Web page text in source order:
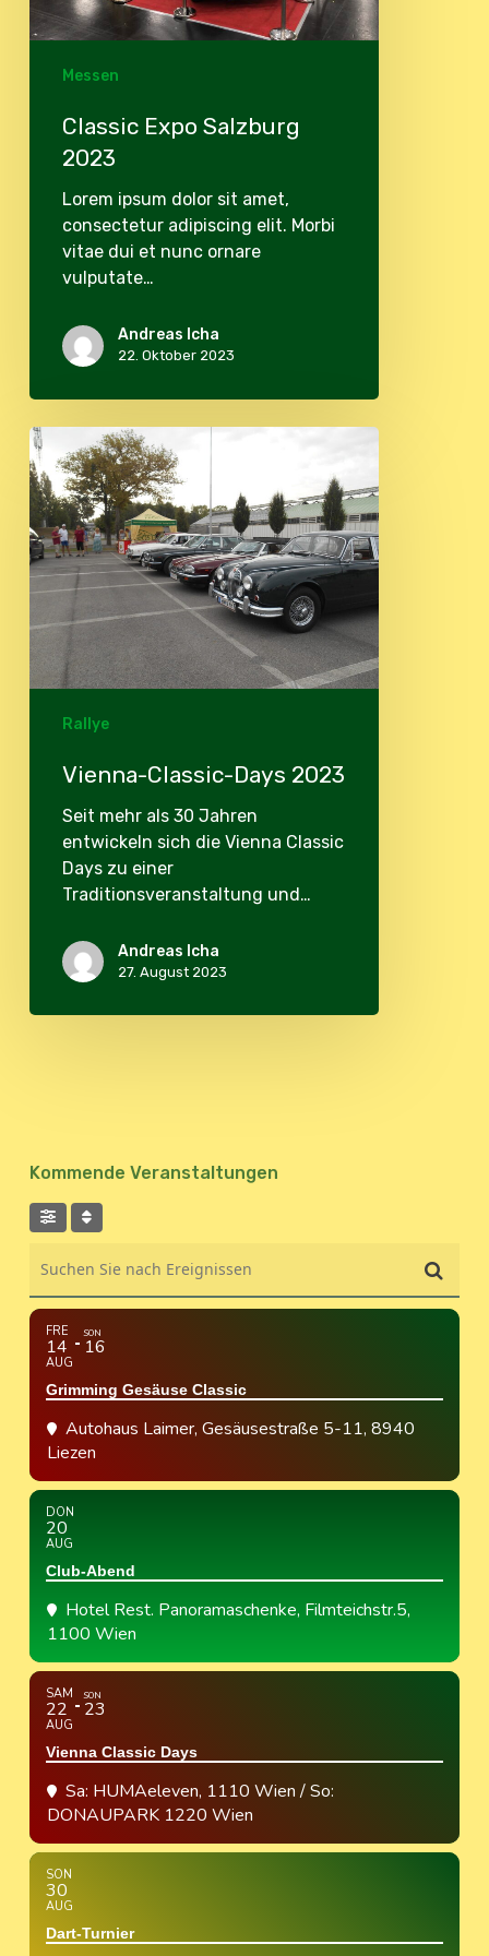
Messen
Classic Expo Salzburg
2023
Lorem ipsum dolor sit amet,
consectetur adipiscing elit. Morbi
vitae dui et nunc ornare
vulputate…
Andreas Icha
22. Oktober 2023
Vienna-
Classic-
Days
2023
Rallye
Vienna-Classic-Days 2023
Seit mehr als 30 Jahren
entwickeln sich die Vienna Classic
Days zu einer
Traditionsveranstaltung und…
Andreas Icha
27. August 2023
Kommende Veranstaltungen
FRE
14
AUG
SON
16
Grimming Gesäuse Classic
Autohaus Laimer, Gesäusestraße 5-11, 8940
Liezen
DON
20
AUG
Club-Abend
Hotel Rest. Panoramaschenke, Filmteichstr.5,
1100 Wien
SAM
22
AUG
SON
23
Vienna Classic Days
Sa: HUMAeleven, 1110 Wien / So:
DONAUPARK 1220 Wien
SON
30
AUG
Dart-Turnier